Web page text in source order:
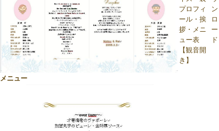
プロフィ
ール・挨
拶・メニ
ュー表
【観音開
き】
ン
ロ
ー
ド
メニュー